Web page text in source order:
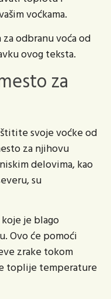
voćkama.
odbranu voća od
ovog teksta.
za
svoje voćke od
za njihovu
delovima, kao
su
je blago
Ovo će pomoći
zrake tokom
toplije temperature